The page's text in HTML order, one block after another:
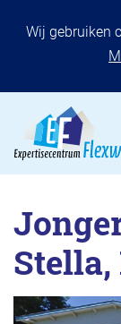
Wij gebruiken